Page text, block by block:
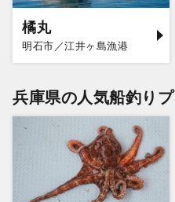
橘丸
明石市／江井ヶ島漁港
兵庫県の人気船釣り